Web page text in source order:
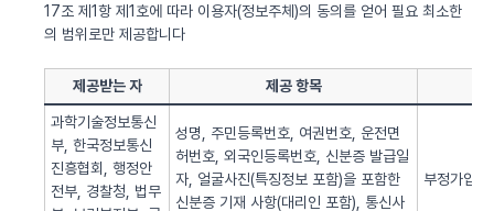
17조 제1항 제1호에 따라 이용자(정보주체)의 동의를 얻어 필요 최소한
의 범위로만 제공합니다
제공받는 자 제공 항목
과학기술정보통신
부, 한국정보통신
진흥협회, 행정안
전부, 경찰청, 법무
성명, 주민등록번호, 여권번호, 운전면
허번호, 외국인등록번호, 신분증 발급일
자, 얼굴사진(특징정보 포함)을 포함한
신분증 기재 사항(대리인 포함), 통신사
부정가입